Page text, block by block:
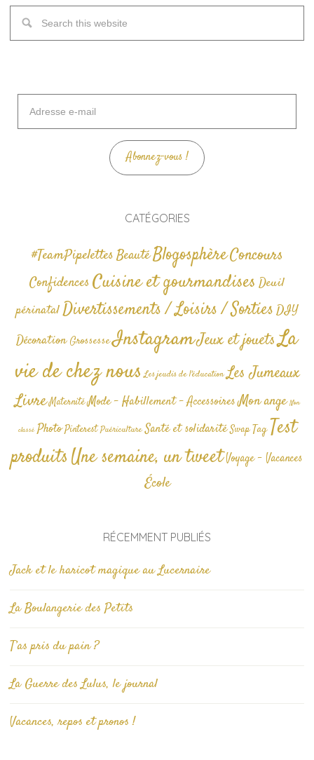
mail
Abonnez-vous !
CATÉGORIES
#TeamPipelettesBeautéBlogosphèreConcours
Confidences Cuisine et gourmandises Deuil
périnatalDivertissements / Loisirs / SortiesDIY
Décoration GrossesseInstagramJeux et jouetsLa
vie de chez nous Les jeudis de l'éducation Les Jumeaux
Livre Maternité Mode - Habillement - AccessoiresMon ange Non
classé Photo Pinterest Puériculture Santé et solidarité Swap TagTest
produitsUne semaine, un tweetVoyage - Vacances
École
RÉCEMMENT PUBLIÉS
Jack et le haricot magique au Lucernaire
La Boulangerie des Petits
T’as pris du pain ?
La Guerre des Lulus, le journal
Vacances, repos et pronos !